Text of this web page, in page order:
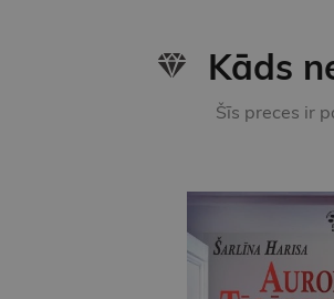
Kāds
Šīs preces ir